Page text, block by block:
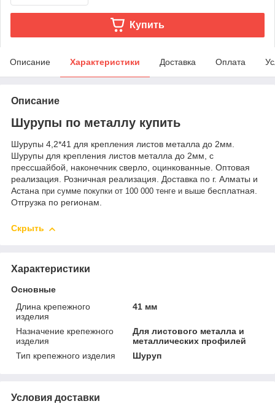
Купить
Описание Характеристики Доставка Оплата
Описание
Шурупы по металлу купить
Шурупы 4,2*41 для крепления листов металла до 2мм.
Шурупы для крепления листов металла до 2мм, с
прессшайбой, наконечник сверло, оцинкованные. Оптовая
реализация. Розничная реализация. Доставка по г. Алматы и
Астана при сумме покупки от 100 000 тенге и выше бесплатная.
Отгрузка по регионам.
Скрыть
Характеристики
Основные
Длина крепежного
изделия
41 мм
Назначение крепежного
изделия
Для листового металла и
металлических профилей
Тип крепежного изделия
Шуруп
Условия доставки